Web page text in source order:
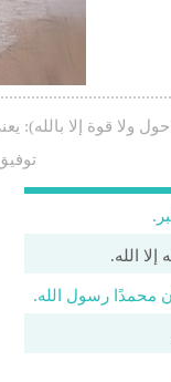
حول ولا قوة إلا بالله):
إلا الله.
محمدًا رسول الله.